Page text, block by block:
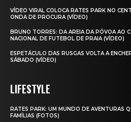
VÍDEO VIRAL COLOCA RATES PARK NO
ONDA DE PROCURA (VÍDEO)
BRUNO TORRES: DA AREIA DA PÓVOA AO
NACIONAL DE FUTEBOL DE PRAIA (VÍDEO)
ESPETÁCULO DAS RUSGAS VOLTA A
SÁBADO (VÍDEO)
LIFESTYLE
RATES PARK: UM MUNDO DE AVENTURAS
FAMÍLIAS (FOTOS)